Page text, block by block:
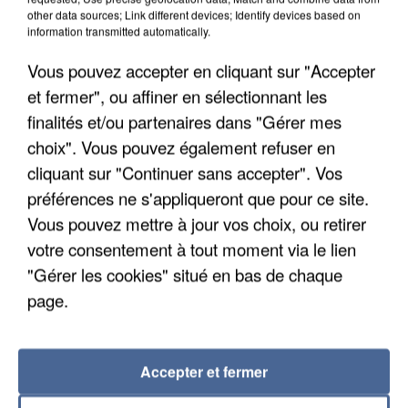
APRÈS TOUTES CES CANICULES, LES REFUGES
DE FAUNE SAUVAGE SONT...
other data sources; Link different devices; Identify devices based on
information transmitted automatically.
Vous pouvez accepter en cliquant sur "Accepter
et fermer", ou affiner en sélectionnant les
finalités et/ou partenaires dans "Gérer mes
choix". Vous pouvez également refuser en
cliquant sur "Continuer sans accepter". Vos
préférences ne s'appliqueront que pour ce site.
Vous pouvez mettre à jour vos choix, ou retirer
votre consentement à tout moment via le lien
"Gérer les cookies" situé en bas de chaque
page.
Accepter et fermer